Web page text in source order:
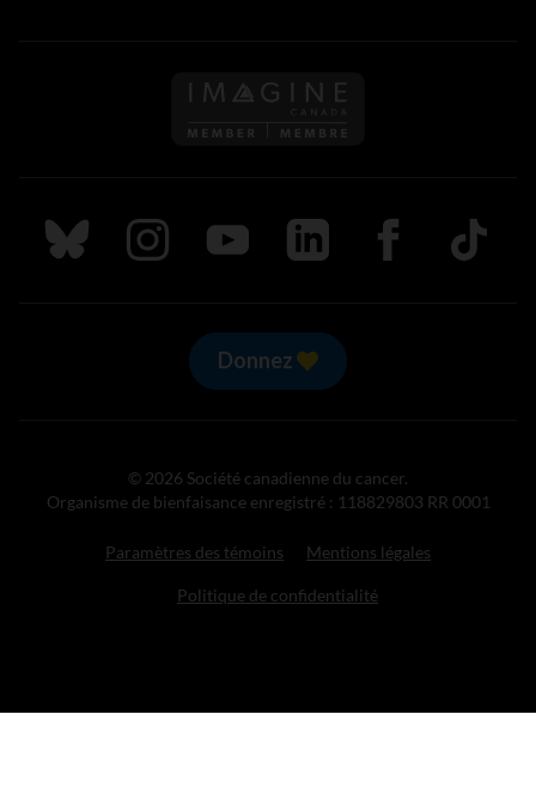
Suivez nous sur Bluesky
Suivez nous sur Instagram
Suivez nous sur Youtube
Suivez nous sur LinkedIn
Suivez nous sur
TikTok
Donnez
© 2026 Société canadienne du cancer.
Organisme de bienfaisance enregistré : 118829803 RR 0001
Paramètres des témoins Mentions légales
Politique de confidentialité